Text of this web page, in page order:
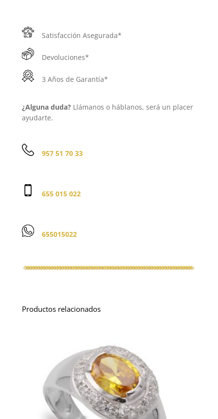
Satisfacción Asegurada*
Devoluciones*
3 Años de Garantía*
¿Alguna duda?Llámanos o háblanos, será un placer
ayudarte.
957 51 70 33
655 015 022
655015022
Productos relacionados